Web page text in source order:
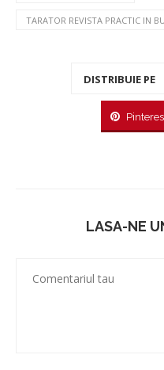
TARATOR REVISTA PRACTIC IN
DISTRIBUIE PE
LASA-NE